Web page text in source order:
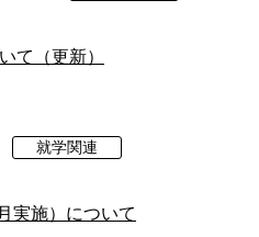
て（更新）
就学関連
実施）について